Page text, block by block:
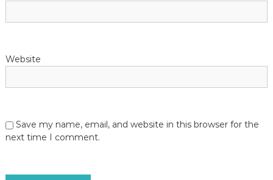
Website
Save my name, email, and website in this browser for the
next time I comment.